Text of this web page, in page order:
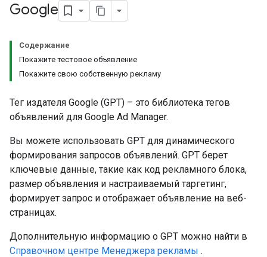
Google
Содержание
Покажите тестовое объявление
Покажите свою собственную рекламу
Тег издателя Google (GPT) – это библиотека тегов
объявлений для Google Ad Manager.
Вы можете использовать GPT для динамического
формирования запросов объявлений. GPT берет
ключевые данные, такие как код рекламного блока,
размер объявления и настраиваемый таргетинг,
формирует запрос и отображает объявление на веб-
страницах.
Дополнительную информацию о GPT можно найти в
Справочном центре Менеджера рекламы .